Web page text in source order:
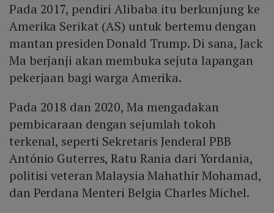
Pada 2017, pendiri Alibaba itu berkunjung ke
Amerika Serikat (AS) untuk bertemu dengan
mantan presiden Donald Trump. Di sana, Jack
Ma berjanji akan membuka sejuta lapangan
pekerjaan bagi warga Amerika.
Pada 2018 dan 2020, Ma mengadakan
pembicaraan dengan sejumlah tokoh
terkenal, seperti Sekretaris Jenderal PBB
António Guterres, Ratu Rania dari Yordania,
politisi veteran Malaysia Mahathir Mohamad,
dan Perdana Menteri Belgia Charles Michel.